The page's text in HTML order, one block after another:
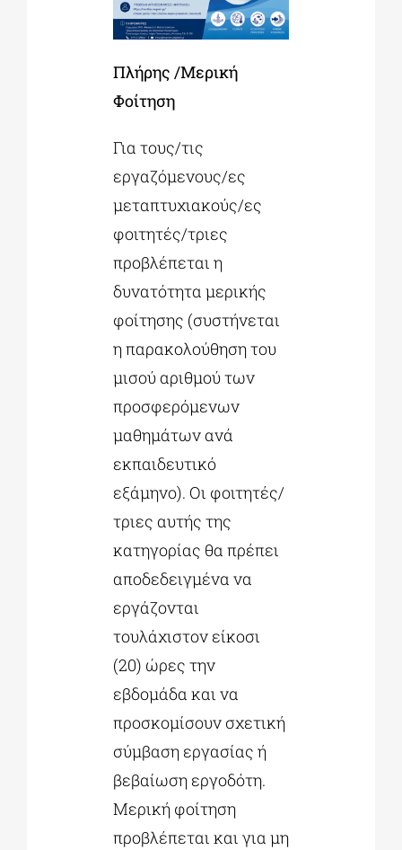
Πλήρης /Μερική
Φοίτηση
Για τους/τις
εργαζόμενους/ες
μεταπτυχιακούς/ες
φοιτητές/τριες
προβλέπεται η
δυνατότητα μερικής
φοίτησης (συστήνεται
η παρακολούθηση του
μισού αριθμού των
προσφερόμενων
μαθημάτων ανά
εκπαιδευτικό
εξάμηνο). Οι φοιτητές/
τριες αυτής της
κατηγορίας θα πρέπει
αποδεδειγμένα να
εργάζονται
τουλάχιστον είκοσι
(20) ώρες την
εβδομάδα και να
προσκομίσουν σχετική
σύμβαση εργασίας ή
βεβαίωση εργοδότη.
Μερική φοίτηση
προβλέπεται και για μη